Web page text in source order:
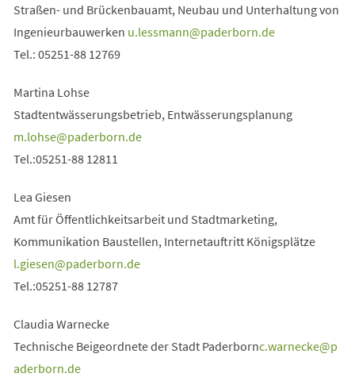
Straßen- und Brückenbauamt, Neubau und Unterhaltung von
Ingenieurbauwerken u.lessmann paderborn de
Tel.: 05251-88 12769
Martina Lohse
Stadtentwässerungsbetrieb, Entwässerungsplanung
m.lohse
paderborn de
Tel.:05251-88 12811
Lea Giesen
Amt für Öffentlichkeitsarbeit und Stadtmarketing,
Kommunikation Baustellen, Internetauftritt Königsplätze
l.giesen
paderborn de
Tel.:05251-88 12787
Claudia Warnecke
Technische Beigeordnete der Stadt Paderbornc.warnecke
p
aderborn de